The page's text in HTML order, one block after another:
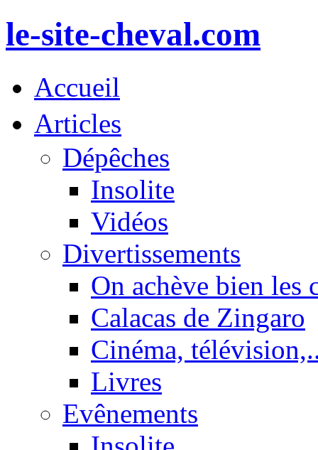
le-site-cheval.com
Accueil
Articles
Dépêches
Insolite
Vidéos
Divertissements
On achève bien les
Calacas de Zingaro
Cinéma,
Livres
Evênements